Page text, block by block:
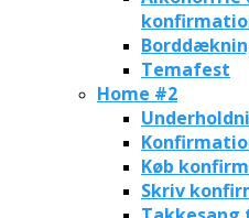
Temafest
Home #2
Køb
Skriv